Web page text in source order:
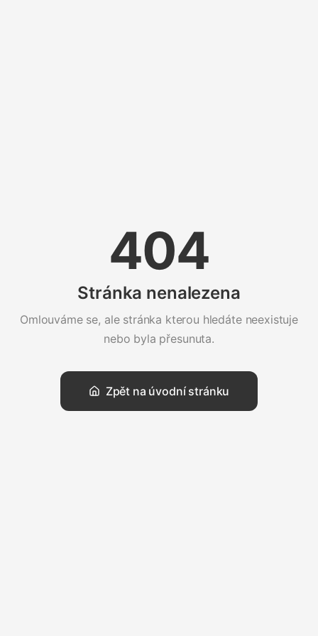
404
Stránka nenalezena
Omlouváme se, ale stránka kterou hledáte neexistuje
nebo byla přesunuta.
Zpět na úvodní stránku